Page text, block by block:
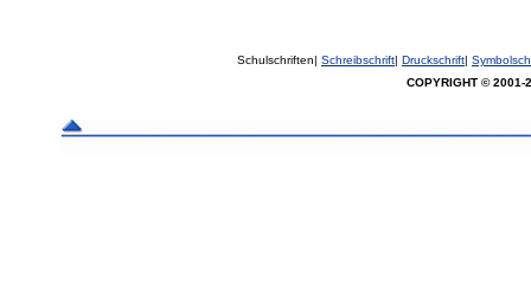
Schulschriften| Schreibschrift| Druckschrift|
COPYRIGHT © 2001-